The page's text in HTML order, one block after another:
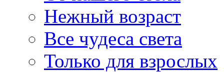
Нежный возраст
Все чудеса света
Только для взрослых